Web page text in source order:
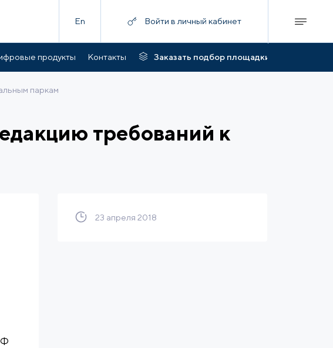
En Войти в личный кабинет
продукты Контакты Заказать подбор площадки
паркам
требований к
23 апреля 2018